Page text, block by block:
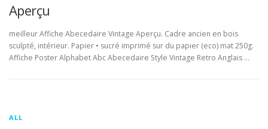
Aperçu
meilleur Affiche Abecedaire Vintage Aperçu. Cadre ancien en bois
sculpté, intérieur. Papier • sucré imprimé sur du papier (eco) mat 250g.
Affiche Poster Alphabet Abc Abecedaire Style Vintage Retro Anglais …
ALL